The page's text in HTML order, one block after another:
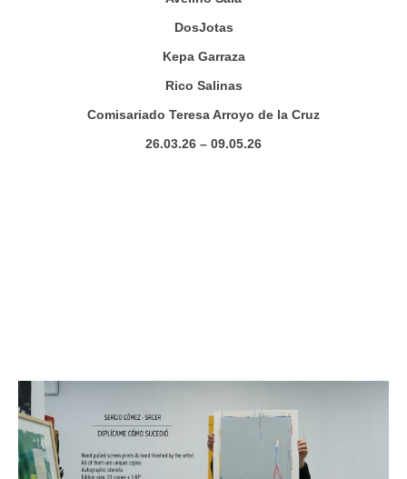
DosJotas
Kepa Garraza
Rico Salinas
Comisariado Teresa Arroyo de la Cruz
26.03.26 – 09.05.26